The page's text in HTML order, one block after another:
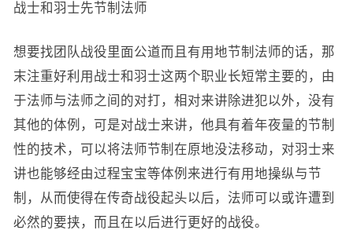
战士和羽士先节制法师
想要找团队战役里面公道而且有用地节制法师的话，那
末注重好利用战士和羽士这两个职业长短常主要的，由
于法师与法师之间的对打，相对来讲除进犯以外，没有
其他的体例，可是对战士来讲，他具有着年夜量的节制
性的技术，可以将法师节制在原地没法移动，对羽士来
讲也能够经由过程宝宝等体例来进行有用地操纵与节
制，从而使得在传奇战役起头以后，法师可以或许遭到
必然的要挟，而且在以后进行更好的战役。